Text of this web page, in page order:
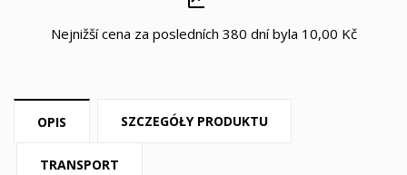
Nejnižší cena za posledních 380 dní byla 10,00 Kč
OPIS SZCZEGÓŁY PRODUKTU
TRANSPORT